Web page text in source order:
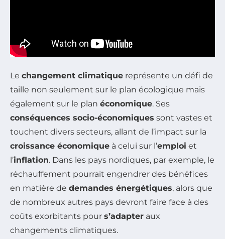
Le changement climatique représente un défi de
taille non seulement sur le plan écologique mais
également sur le plan économique. Ses
conséquences socio-économiques sont vastes et
touchent divers secteurs, allant de l’impact sur la
croissance économique à celui sur l’emploi et
l’inflation. Dans les pays nordiques, par exemple, le
réchauffement pourrait engendrer des bénéfices
en matière de demandes énergétiques, alors que
de nombreux autres pays devront faire face à des
coûts exorbitants pour s’adapter aux
changements climatiques.